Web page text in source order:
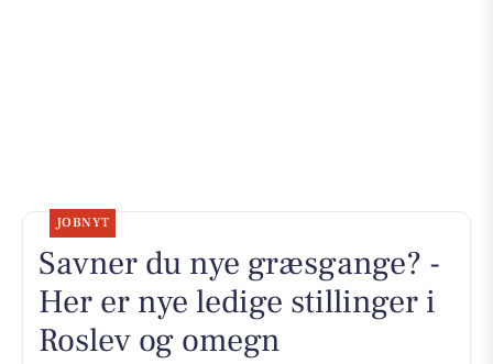
JOBNYT
Savner du nye græsgange? -
Her er nye ledige stillinger i
Roslev og omegn